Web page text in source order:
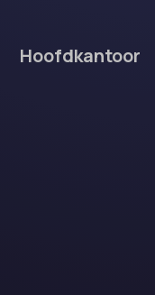
Hoofdkantoor